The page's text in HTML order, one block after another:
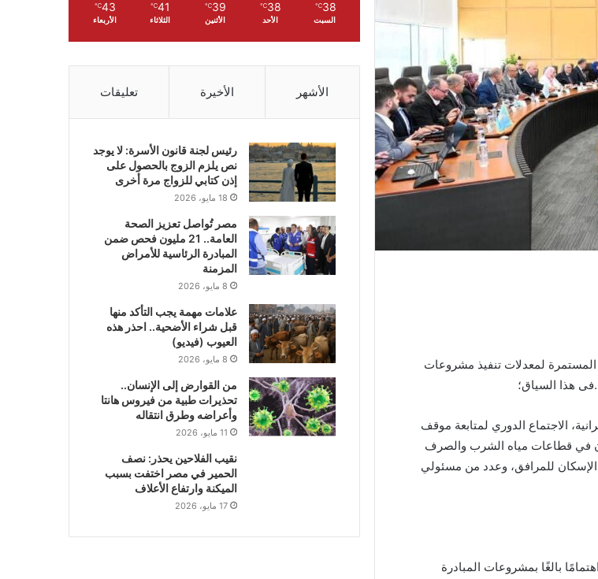
المستمرة لمعدلات تنفيذ مشروعات
هذا السياق؛
الاجتماع الدوري لمتابعة موقف
في قطاعات مياه الشرب والصرف
للمرافق، وعدد من مسئولي
بالغًا بمشروعات المبادرة
38
℃
السبت
38
℃
الأحد
39
℃
الأثنين
41
℃
الثلاثاء
43
℃
الأربعاء
الأشهر الأخيرة تعليقات
رئيس لجنة قانون الأسرة: لا يوجد
نص يلزم الزوج بالحصول على
إذن كتابي للزواج مرة أخرى
18 مايو، 2026
مصر تُواصل تعزيز الصحة
العامة.. 21 مليون فحص ضمن
المبادرة الرئاسية للأمراض
المزمنة
8 مايو، 2026
علامات مهمة يجب التأكد منها
قبل شراء الأضحية.. احذر هذه
العيوب (فيديو)
8 مايو، 2026
من القوارض إلى الإنسان..
تحذيرات طبية من فيروس هانتا
وأعراضه وطرق انتقاله
11 مايو، 2026
نقيب الفلاحين يحذر: نصف
الحمير في مصر اختفت بسبب
الميكنة وارتفاع الأعلاف
17 مايو، 2026